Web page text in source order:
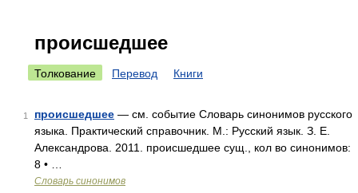
происшедшее
Толкование Перевод Книги
1 происшедшее — см. событие Словарь синонимов русского
языка. Практический справочник. М.: Русский язык. З. Е.
Александрова. 2011. происшедшее сущ., кол во синонимов:
8 • …
Словарь синонимов